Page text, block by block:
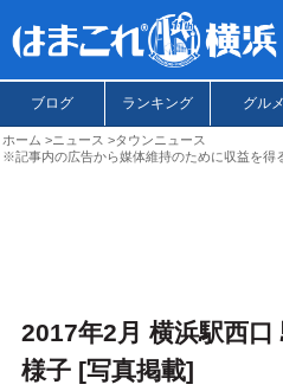
ブログ ランキング グルメ
ホーム ニュース
タウンニュース
※記事内の広告から媒体維持のために収益を得
2017年2月 横浜駅西
様子 [写真掲載]